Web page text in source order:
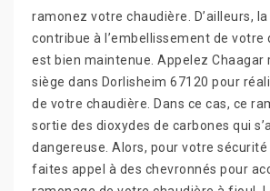
ramonez votre chaudière. D’ailleurs,
contribue à l’embellissement de votre
est bien maintenue. Appelez Chaagar
siège dans Dorlisheim 67120 pour
de votre chaudière. Dans ce cas, ce
sortie des dioxydes de carbones qui
dangereuse. Alors, pour votre
faites appel à des chevronnés pour